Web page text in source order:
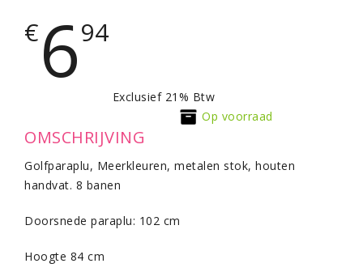
€694
Exclusief 21% Btw
Op voorraad
OMSCHRIJVING
Golfparaplu, Meerkleuren, metalen stok, houten
handvat. 8 banen
Doorsnede paraplu: 102 cm
Hoogte 84 cm